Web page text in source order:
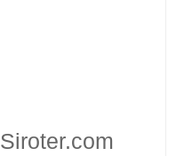
Siroter.com